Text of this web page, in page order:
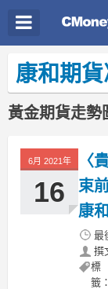
康和期
黃金期貨走勢
6月 2021年
16
〈
束
康
最
撰
標
籤：